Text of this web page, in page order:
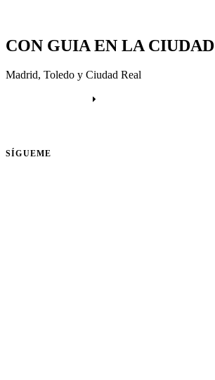
CON GUIA EN LA CIUDAD
Madrid, Toledo y Ciudad Real
SÍGUEME